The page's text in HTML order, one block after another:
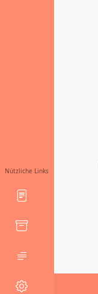
Nützliche Links